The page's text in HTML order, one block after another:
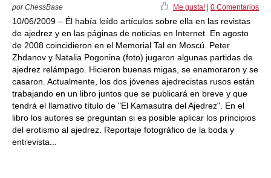
por ChessBase Me gusta! 0 Comentarios
10/06/2009 – Él había leído artículos sobre ella en las revistas
de ajedrez y en las páginas de noticias en Internet. En agosto
de 2008 coincidieron en el Memorial Tal en Moscú. Peter
Zhdanov y Natalia Pogonina (foto) jugaron algunas partidas de
ajedrez relámpago. Hicieron buenas migas, se enamoraron y se
casaron. Actualmente, los dos jóvenes ajedrecistas rusos están
trabajando en un libro juntos que se publicará en breve y que
tendrá el llamativo título de "El Kamasutra del Ajedrez". En el
libro los autores se preguntan si es posible aplicar los principios
del erotismo al ajedrez. Reportaje fotográfico de la boda y
entrevista...